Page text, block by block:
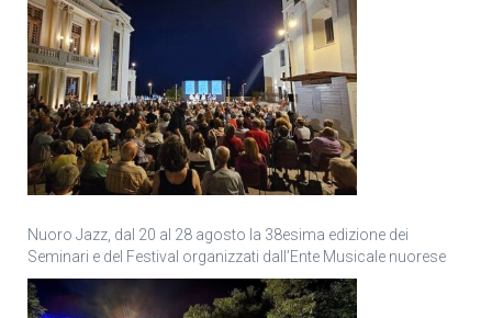
Nuoro Jazz, dal 20 al 28 agosto la 38esima edizione dei
Seminari e del Festival organizzati dall’Ente Musicale nuorese